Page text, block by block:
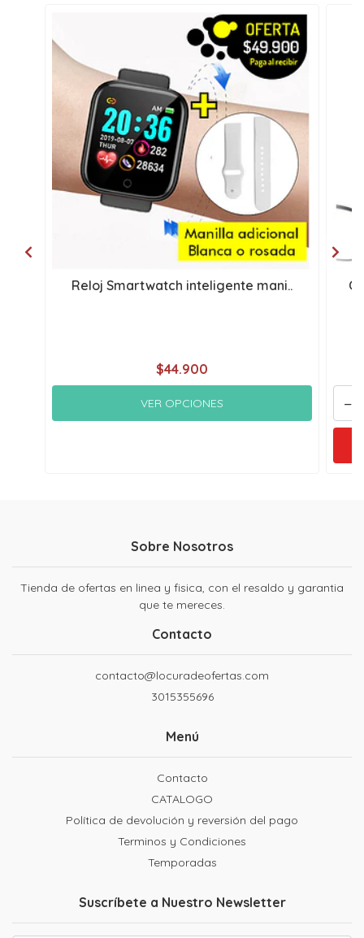
Reloj Smartwatch inteligente mani..
$44.900
VER OPCIONES -
Sobre Nosotros
Tienda de ofertas en linea y fisica, con el resaldo y garantia
que te mereces.
Contacto
contacto@locuradeofertas.com
3015355696
Menú
Contacto
CATALOGO
Política de devolución y reversión del pago
Terminos y Condiciones
Temporadas
Suscríbete a Nuestro Newsletter